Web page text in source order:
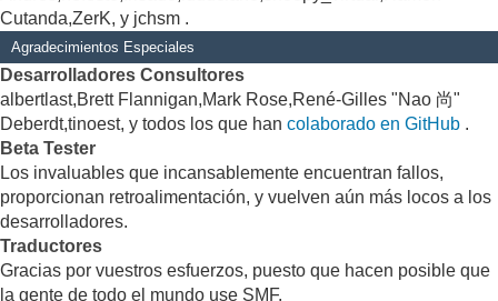
Cutanda,ZerK, y jchsm .
Agradecimientos Especiales
Desarrolladores Consultores
albertlast,Brett Flannigan,Mark Rose,René-Gilles "Nao 尚"
Deberdt,tinoest, y todos los que han colaborado en GitHub .
Beta Tester
Los invaluables que incansablemente encuentran fallos,
proporcionan retroalimentación, y vuelven aún más locos a los
desarrolladores.
Traductores
Gracias por vuestros esfuerzos, puesto que hacen posible que
la gente de todo el mundo use SMF.